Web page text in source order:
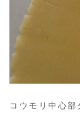
コウモリ中心